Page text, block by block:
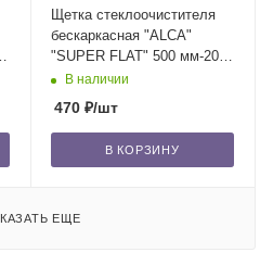
Щетка стеклоочистителя
бескаркасная "ALCA"
"SUPER FLAT" 500 мм-20"
(050) 1 шт. /50
В наличии
470₽/шт
В КОРЗИНУ
ЕЩЕ